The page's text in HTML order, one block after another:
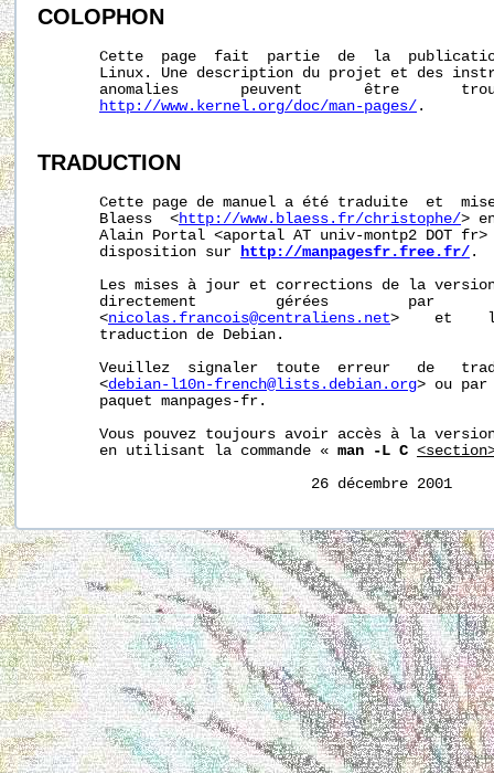
COLOPHON
Cette  page  fait  partie  de  la
Linux. Une description du projet et des
anomalies       peuvent       être
http://www.kernel.org/doc/man-pages/ .
TRADUCTION
Cette page de manuel a été traduite  et
       Blaess  <
http://www.blaess.fr/christophe/>
Alain Portal <aportal AT univ-montp2 DOT
       disposition sur
http://manpagesfr.free.fr/ .
Les mises à jour et corrections de la
directement         gérées         par
       <
nicolas.francois@centraliens.net>    et
       traduction de Debian.
Veuillez  signaler  toute  erreur   de
       <
debian-l10n-french@lists.debian.org> ou par
       paquet manpages-fr.
Vous pouvez toujours avoir accès à la
       en utilisant la commande «
man -L C